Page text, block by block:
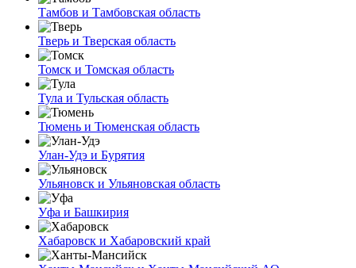
Тамбов и Тамбовская область
Тверь и Тверская область
Томск и Томская область
Тула и Тульская область
Тюмень и Тюменская область
Улан-Удэ и Бурятия
Ульяновск и Ульяновская область
Уфа и Башкирия
Хабаровск и Хабаровский край